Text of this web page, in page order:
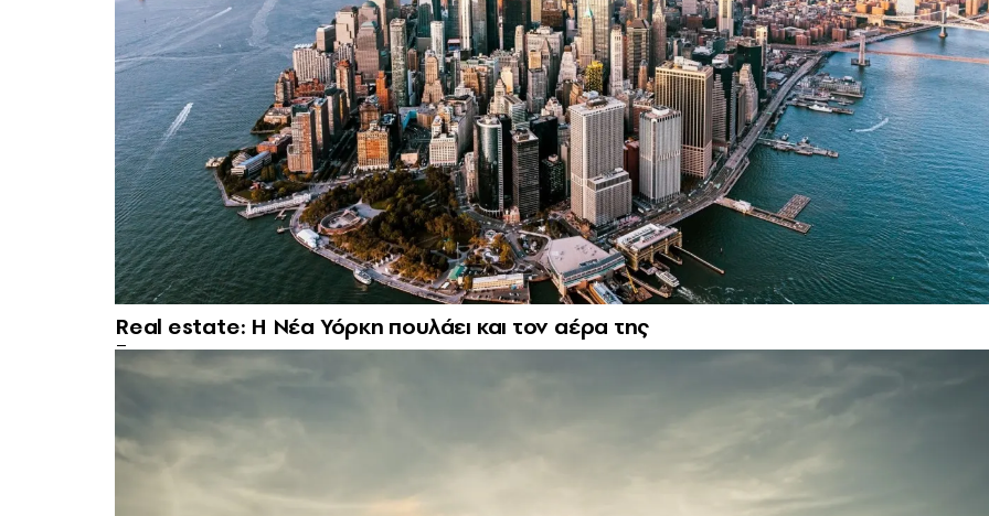
Real estate: H Νέα Υόρκη πουλάει και τον αέρα της